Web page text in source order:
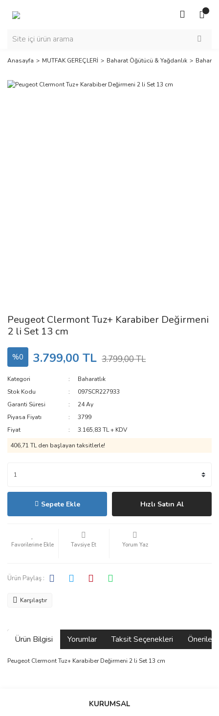
Anasayfa MUTFAK GEREÇLERİ Baharat Öğütücü & Yağdanlık
Peugeot Clermont Tuz+ Karabiber Değirmeni
2 li Set 13 cm
%0 3.799,00 TL 3.799,00 TL
Kategori
Baharatlık
Stok Kodu
097SCR227933
Garanti Süresi
24 Ay
Piyasa Fiyatı
3799
Fiyat
3.165,83 TL + KDV
406,71 TL den başlayan taksitlerle!
Sepete Ekle Hızlı Satın Al
Tavsiye Et Yorum Yaz
Ürün Paylaş :
Karşılaştır
Ürün Bilgisi Yorumlar Taksit Seçenekleri
Peugeot Clermont Tuz+ Karabiber Değirmeni 2 li Set 13 cm
Bu ürüne ilk yorumu siz yapın!
KURUMSAL